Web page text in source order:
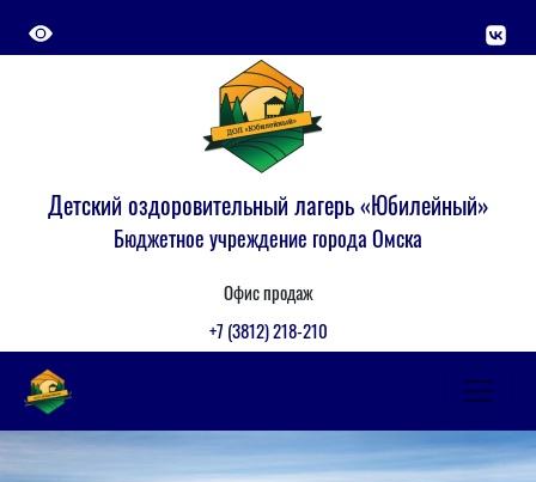
Детский оздоровительный лагерь «Юбилейный»
Бюджетное учреждение города Омска
Офис продаж
+7 (3812) 218-210